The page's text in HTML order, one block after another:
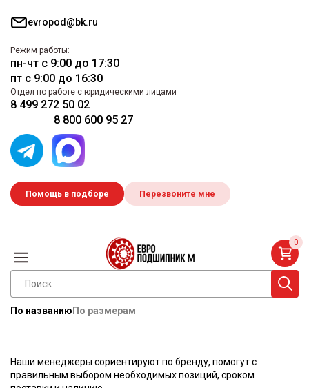
evropod@bk.ru
Режим работы:
пн-чт с 9:00 до 17:30
пт с 9:00 до 16:30
Отдел по работе с юридическими лицами
8 499 272 50 02
8 800 600 95 27
Помощь в подборе Перезвоните мне
По названию По размерам
0
Наши менеджеры сориентируют по бренду, помогут с
правильным выбором необходимых позиций, сроком